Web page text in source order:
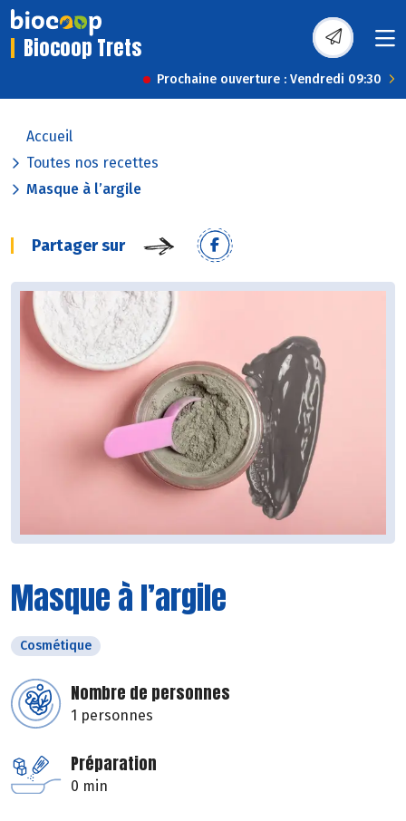
Biocoop Trets
Prochaine ouverture : Vendredi 09:30
Accueil
Toutes nos recettes
Masque à l’argile
Partager sur
Masque à l’argile
Cosmétique
Nombre de personnes
1 personnes
Préparation
0 min